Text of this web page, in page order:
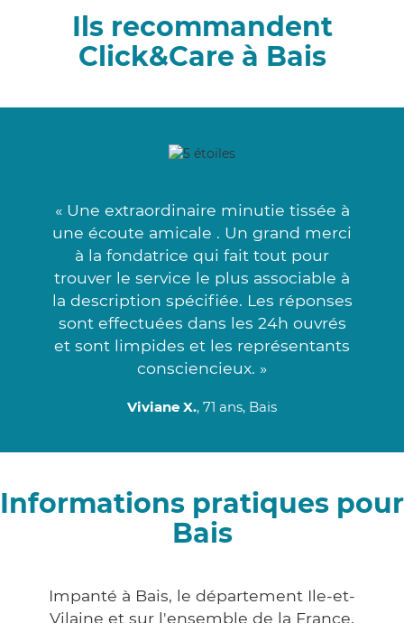
Ils recommandent
Click&Care à Bais
« Une extraordinaire minutie tissée à
une écoute amicale . Un grand merci
à la fondatrice qui fait tout pour
trouver le service le plus associable à
la description spécifiée. Les réponses
sont effectuées dans les 24h ouvrés
et sont limpides et les représentants
consciencieux. »
Viviane X., 71 ans, Bais
Informations pratiques pour
Bais
Impanté à Bais, le département Ile-et-
Vilaine et sur l'ensemble de la France,